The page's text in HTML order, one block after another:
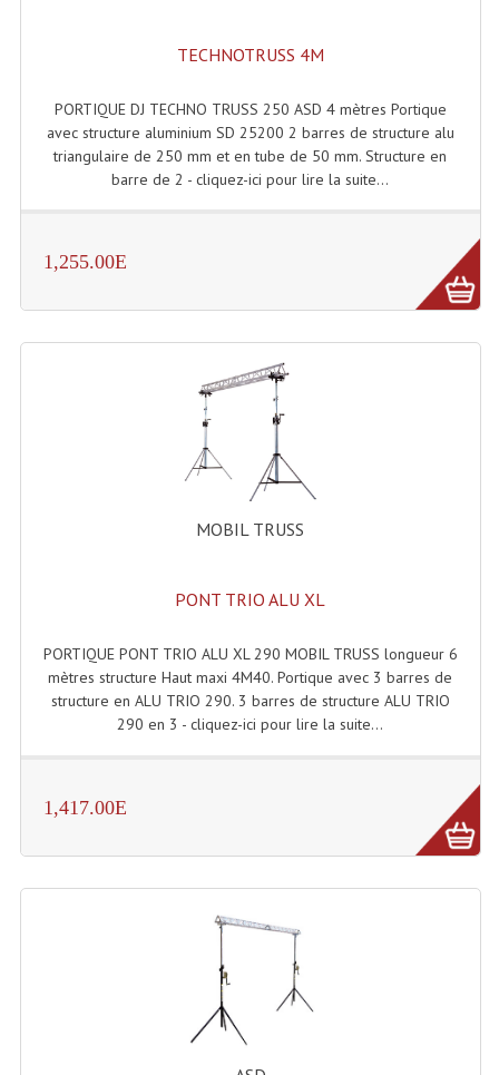
PLAN ACCES, LES HORAIRES
CRÉER UN COMPTE
TECHNOTRUSS 4M
PORTIQUE DJ TECHNO TRUSS 250 ASD 4 mètres Portique
avec structure aluminium SD 25200 2 barres de structure alu
triangulaire de 250 mm et en tube de 50 mm. Structure en
barre de 2 - cliquez-ici pour lire la suite...
1,255.00E
MOBIL TRUSS
PONT TRIO ALU XL
PORTIQUE PONT TRIO ALU XL 290 MOBIL TRUSS longueur 6
mètres structure Haut maxi 4M40. Portique avec 3 barres de
structure en ALU TRIO 290. 3 barres de structure ALU TRIO
290 en 3 - cliquez-ici pour lire la suite...
1,417.00E